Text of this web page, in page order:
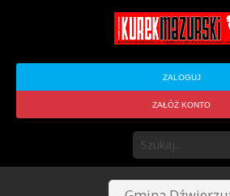
ZALOGUJ
ZAŁÓŻ KONTO